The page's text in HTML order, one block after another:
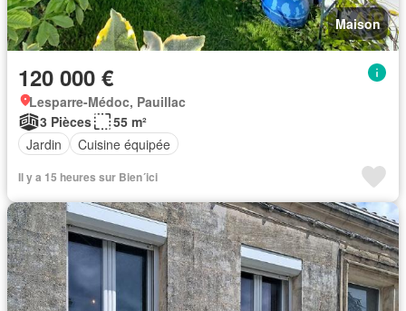
Maison
120 000 €
Lesparre-Médoc, Pauillac
3 Pièces
55 m²
Jardin
Cuisine équipée
Il y a 15 heures sur Bien´ici